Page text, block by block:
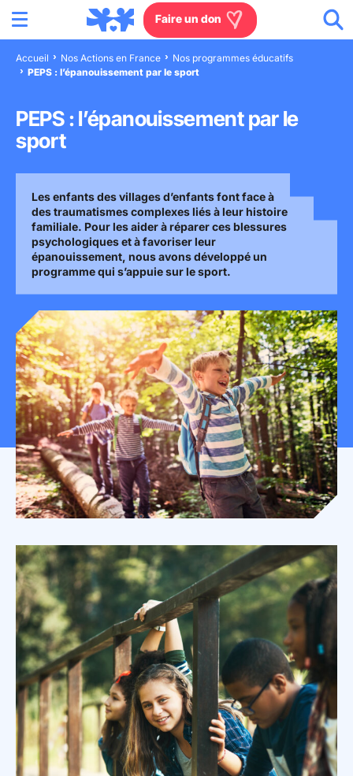
Aller à la recherche
Aller au pied de page
Faire un don
Nous connaître
Actions en France
Agissez à nos côtés
Actualités
Les villages d'enfants
Mon espace donateur
Accueil Nos Actions en France
Nos programmes éducatifs
PEPS : l’épanouissement par le sport
PEPS : l’épanouissement par le
sport
Les enfants des villages d’enfants font face à
des traumatismes complexes liés à leur histoire
familiale. Pour les aider à réparer ces blessures
psychologiques et à favoriser leur
épanouissement, nous avons développé un
programme qui s’appuie sur le sport.